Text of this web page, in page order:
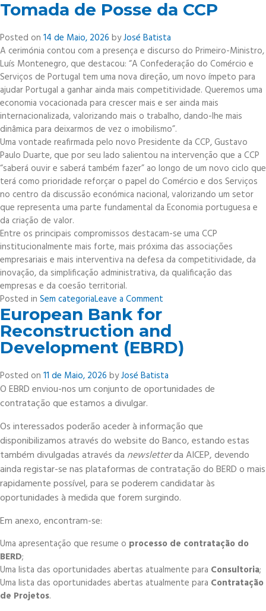
Prémio
“The
Capitals
of
Small
Retail
Awards”
Tomada de Posse da CCP
Posted on 14 de Maio, 2026 byJosé Batista
A cerimónia contou com a presença e discurso do Primeiro-Ministro,
Luís Montenegro, que destacou: “A Confederação do Comércio e
Serviços de Portugal tem uma nova direção, um novo ímpeto para
ajudar Portugal a ganhar ainda mais competitividade. Queremos uma
economia vocacionada para crescer mais e ser ainda mais
internacionalizada, valorizando mais o trabalho, dando-lhe mais
dinâmica para deixarmos de vez o imobilismo”.
Uma vontade reafirmada pelo novo Presidente da CCP, Gustavo
Paulo Duarte, que por seu lado salientou na intervenção que a CCP
“saberá ouvir e saberá também fazer” ao longo de um novo ciclo que
terá como prioridade reforçar o papel do Comércio e dos Serviços
no centro da discussão económica nacional, valorizando um setor
que representa uma parte fundamental da Economia portuguesa e
da criação de valor.
Entre os principais compromissos destacam-se uma CCP
institucionalmente mais forte, mais próxima das associações
empresariais e mais interventiva na defesa da competitividade, da
inovação, da simplificação administrativa, da qualificação das
empresas e da coesão territorial.
Posted in Sem categoriaLeave a Comment
de
Posse
da
European Bank for
Reconstruction and
Development (EBRD)
Posted on 11 de Maio, 2026 byJosé Batista
O EBRD enviou-nos um conjunto de oportunidades de
contratação que estamos a divulgar.
Os interessados poderão aceder à informação que
disponibilizamos através do website do Banco, estando estas
também divulgadas através da newsletterda AICEP, devendo
ainda registar-se nas plataformas de contratação do BERD o mais
rapidamente possível, para se poderem candidatar às
oportunidades à medida que forem surgindo.
Em anexo, encontram-se:
Uma apresentação que resume o processo de contratação do
BERD;
Uma lista das oportunidades abertas atualmente para Consultoria;
Uma lista das oportunidades abertas atualmente para Contratação
de Projetos.